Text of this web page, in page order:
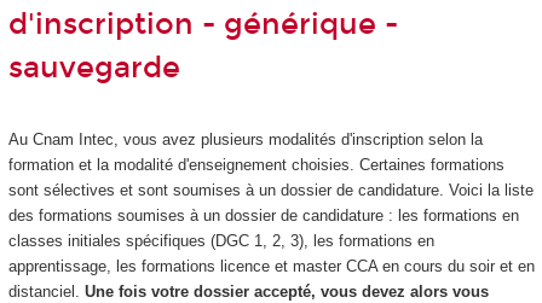
d'inscription - générique -
sauvegarde
Au Cnam Intec, vous avez plusieurs modalités d'inscription selon la
formation et la modalité d'enseignement choisies. Certaines formations
sont sélectives et sont soumises à un dossier de candidature. Voici la liste
des formations soumises à un dossier de candidature : les formations en
classes initiales spécifiques (DGC 1, 2, 3), les formations en
apprentissage, les formations licence et master CCA en cours du soir et en
distanciel. Une fois votre dossier accepté, vous devez alors vous